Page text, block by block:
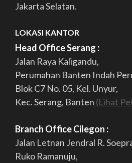
Jakarta Selatan.
LOKASI KANTOR
Head Office Serang :
Jalan Raya Kaligandu,
Perumahan Banten Indah
Blok C7 No. 05, Kel. Unyur,
Kec. Serang, Banten (Lihat
Branch Office Cilegon :
Jalan Letnan Jendral R.
Ruko Ramanuju,